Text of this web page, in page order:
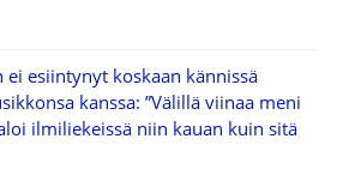
ei esiintynyt koskaan kännissä
kanssa: ”Välillä viinaa meni
ilmiliekeissä niin kauan kuin sitä